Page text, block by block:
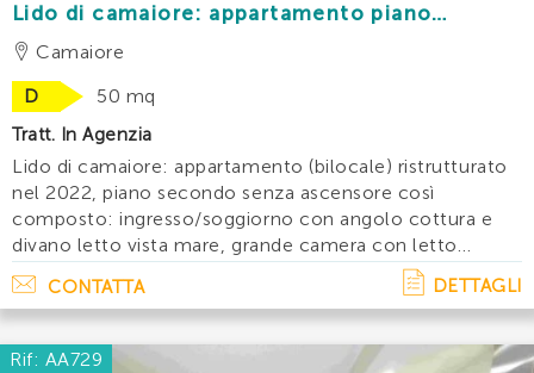
Lido di camaiore: appartamento piano
secondo ristrutturato fronte mare con
splendida vista mare
Camaiore
D
50 mq
Tratt. In Agenzia
Lido di camaiore: appartamento (bilocale) ristrutturato
nel 2022, piano secondo senza ascensore così
composto: ingresso/soggiorno con angolo cottura e
divano letto vista mare, grande camera con letto
matrimoniale, letto a castello ed accesso a balcone di
servizio, bagno con doccia. L'apparta. . .
CONTATTA DETTAGLI
Rif: AA729